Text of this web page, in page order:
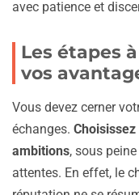
avec patience et
Les étapes
vos
Vous devez cerner
échanges.
ambitions, sous
attentes. En effet, le